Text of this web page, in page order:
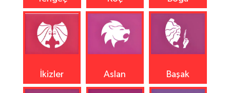
İkizler Aslan Başak